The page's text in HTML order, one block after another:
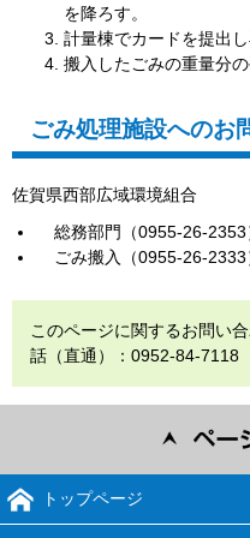
を降ろす。
計量棟でカードを提出
搬入したごみの重量分の
ごみ処理施設へのお
佐賀県西部広域環境組合
総務部門（0955-26-2353
ごみ搬入（0955-26-2333
このページに関するお問
話（直通）：0952-84-7118
トップページ